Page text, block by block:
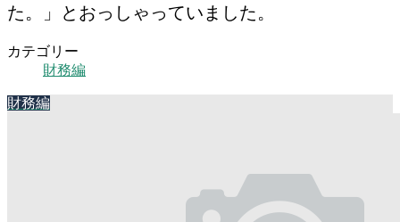
た。」とおっしゃっていました。
カテゴリー
財務編
財務編